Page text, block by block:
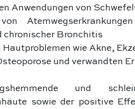
Anwendungen von
chronischer Bronchitis
Hautproblemen wie Akne,
und verwandten
und
sowie der positive